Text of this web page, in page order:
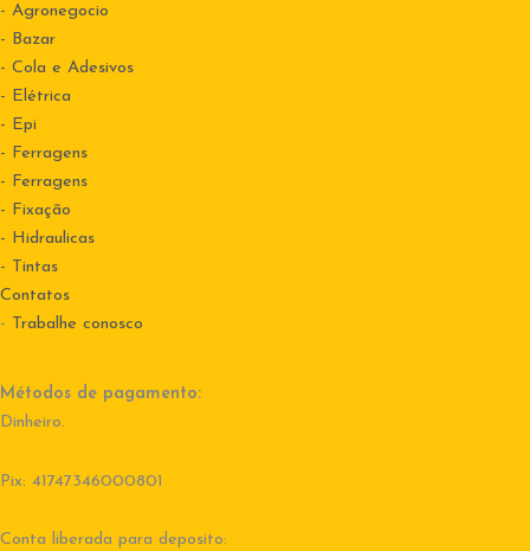
- Agronegocio
- Bazar
- Cola e Adesivos
- Elétrica
- Epi
- Ferragens
- Ferragens
- Fixação
- Hidraulicas
- Tintas
Contatos
- Trabalhe conosco
Métodos de pagamento:
Dinheiro.
Pix: 41747346000801
Conta liberada para deposito: